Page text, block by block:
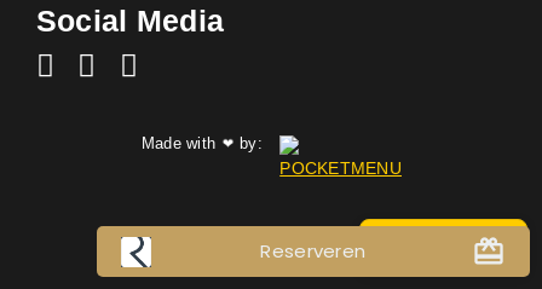
Reserveren card_giftcard
Social Media
Made with ❤ by:
RESERVEREN